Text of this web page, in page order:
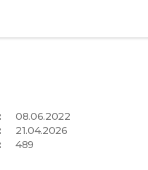
08.06.2022
21.04.2026
489